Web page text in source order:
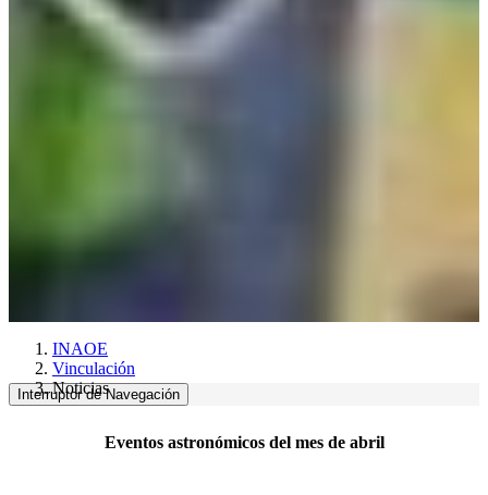
INAOE
Vinculación
Noticias
Interruptor de Navegación
Eventos astronómicos del mes de abril